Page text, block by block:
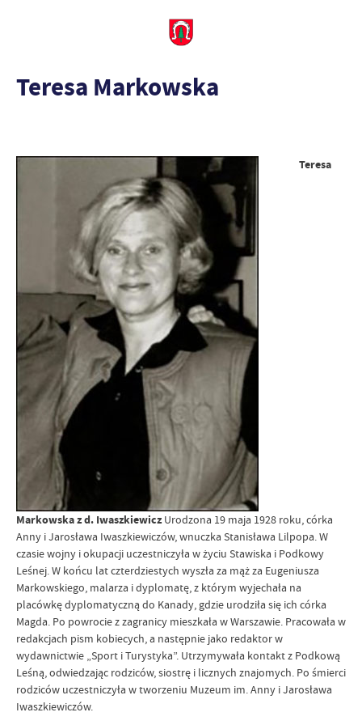
Teresa Markowska
Teresa
Markowska z d. Iwaszkiewicz Urodzona 19 maja 1928 roku, córka
Anny i Jarosława Iwaszkiewiczów, wnuczka Stanisława Lilpopa. W
czasie wojny i okupacji uczestniczyła w życiu Stawiska i Podkowy
Leśnej. W końcu lat czterdziestych wyszła za mąż za Eugeniusza
Markowskiego, malarza i dyplomatę, z którym wyjechała na
placówkę dyplomatyczną do Kanady, gdzie urodziła się ich córka
Magda. Po powrocie z zagranicy mieszkała w Warszawie. Pracowała w
redakcjach pism kobiecych, a następnie jako redaktor w
wydawnictwie „Sport i Turystyka”. Utrzymywała kontakt z Podkową
Leśną, odwiedzając rodziców, siostrę i licznych znajomych. Po śmierci
rodziców uczestniczyła w tworzeniu Muzeum im. Anny i Jarosława
Iwaszkiewiczów.